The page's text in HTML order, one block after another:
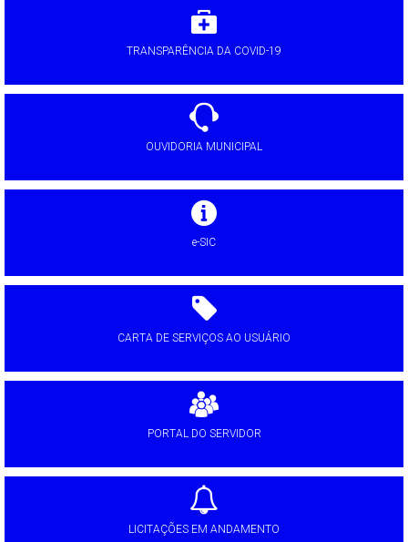
TRANSPARÊNCIA DA COVID-19
OUVIDORIA MUNICIPAL
e-SIC
CARTA DE SERVIÇOS AO USUÁRIO
PORTAL DO SERVIDOR
LICITAÇÕES EM ANDAMENTO